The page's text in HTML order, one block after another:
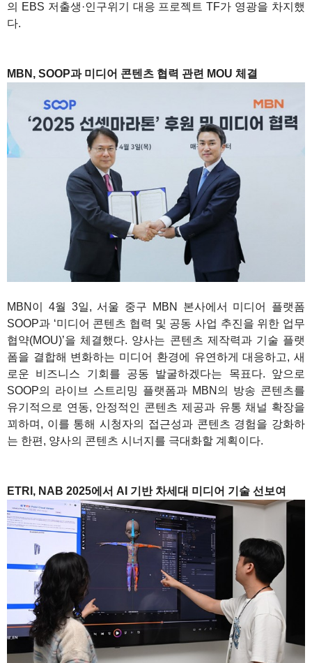
의 EBS 저출생·인구위기 대응 프로젝트 TF가 영광을 차지했
다.
MBN, SOOP과 미디어 콘텐츠 협력 관련 MOU 체결
MBN이 4월 3일, 서울 중구 MBN 본사에서 미디어 플랫폼
SOOP과 ‘미디어 콘텐츠 협력 및 공동 사업 추진을 위한 업무
협약(MOU)’을 체결했다. 양사는 콘텐츠 제작력과 기술 플랫
폼을 결합해 변화하는 미디어 환경에 유연하게 대응하고, 새
로운 비즈니스 기회를 공동 발굴하겠다는 목표다. 앞으로
SOOP의 라이브 스트리밍 플랫폼과 MBN의 방송 콘텐츠를
유기적으로 연동, 안정적인 콘텐츠 제공과 유통 채널 확장을
꾀하며, 이를 통해 시청자의 접근성과 콘텐츠 경험을 강화하
는 한편, 양사의 콘텐츠 시너지를 극대화할 계획이다.
ETRI, NAB 2025에서 AI 기반 차세대 미디어 기술 선보여